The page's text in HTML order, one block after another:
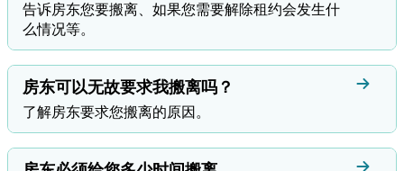
告诉房东您要搬离、如果您需要解除租约会发生什
么情况等。
房东可以无故要求我搬离吗？
了解房东要求您搬离的原因。